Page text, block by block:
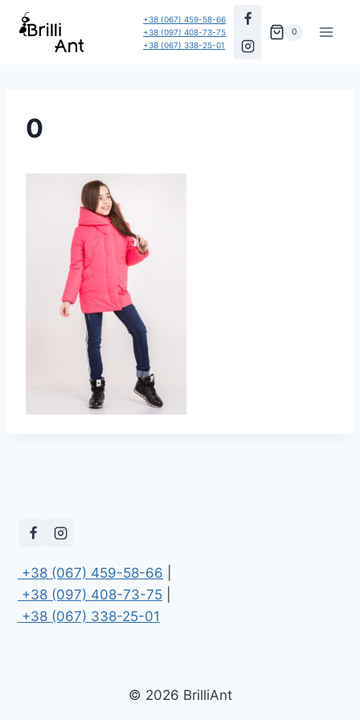
Перейти
+38 (067) 459-58-66
+38 (097) 408-73-75
+38 (067) 338-25-01
0
0
+38 (067) 459-58-66
+38 (097) 408-73-75
+38 (067) 338-25-01
© 2026 BrilliAnt